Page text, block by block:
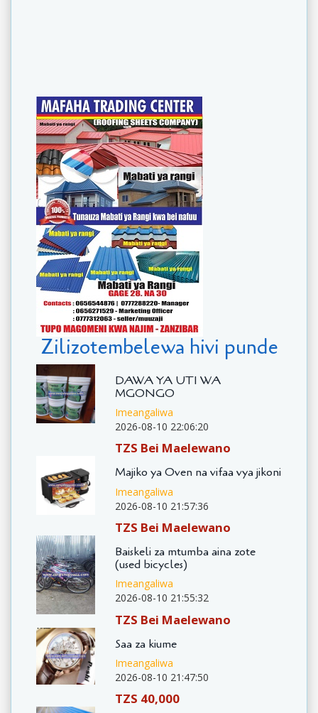
Zilizotembelewa hivi punde
DAWA YA UTI WA
MGONGO
Imeangaliwa
2026-08-10 22:06:20
TZS Bei Maelewano
Majiko ya Oven na vifaa vya jikoni
Imeangaliwa
2026-08-10 21:57:36
TZS Bei Maelewano
Baiskeli za mtumba aina zote
(used bicycles)
Imeangaliwa
2026-08-10 21:55:32
TZS Bei Maelewano
Saa za kiume
Imeangaliwa
2026-08-10 21:47:50
TZS 40,000